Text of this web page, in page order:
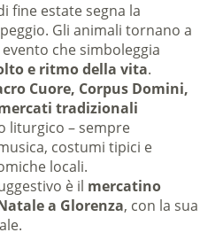
fine estate segna la
Gli animali tornano a
che simboleggia
e ritmo della vita.
Cuore, Corpus Domini,
tradizionali
liturgico – sempre
costumi tipici e
locali.
è il mercatino
a Glorenza, con la sua